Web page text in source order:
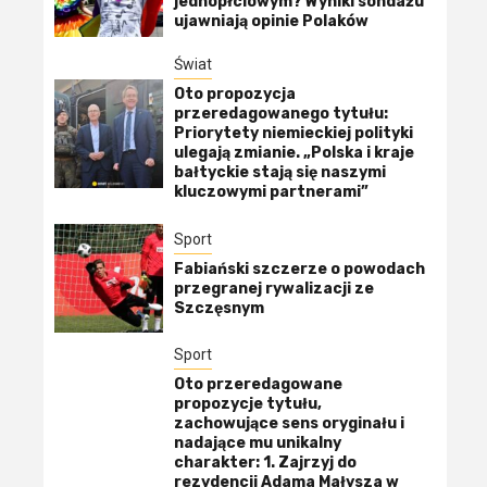
ujawniają opinie Polaków
Świat
Oto propozycja
przeredagowanego tytułu:
Priorytety niemieckiej polityki
ulegają zmianie. „Polska i kraje
bałtyckie stają się naszymi
kluczowymi partnerami”
Sport
Fabiański szczerze o powodach
przegranej rywalizacji ze
Szczęsnym
Sport
Oto przeredagowane
propozycje tytułu,
zachowujące sens oryginału i
nadające mu unikalny
charakter: 1. Zajrzyj do
rezydencji Adama Małysza w